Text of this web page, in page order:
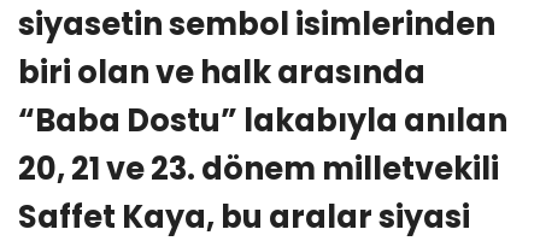
siyasetin sembol isimlerinden
biri olan ve halk arasında
“Baba Dostu” lakabıyla anılan
20, 21 ve 23. dönem milletvekili
Saffet Kaya, bu aralar siyasi